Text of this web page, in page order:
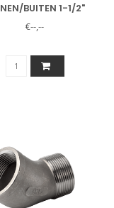
BUITEN 1-1/2"
€--,--